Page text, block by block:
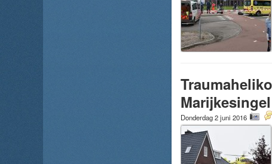
Marijkesingel
Donderdag 2 juni 2016